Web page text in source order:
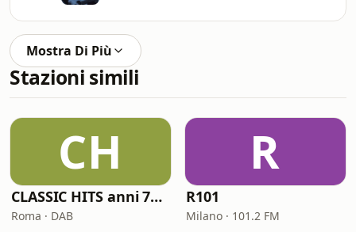
Mostra Di Più
Stazioni simili
CH
CLASSIC HITS anni 70 80 90
Roma · DAB
R
R101
Milano · 101.2 FM